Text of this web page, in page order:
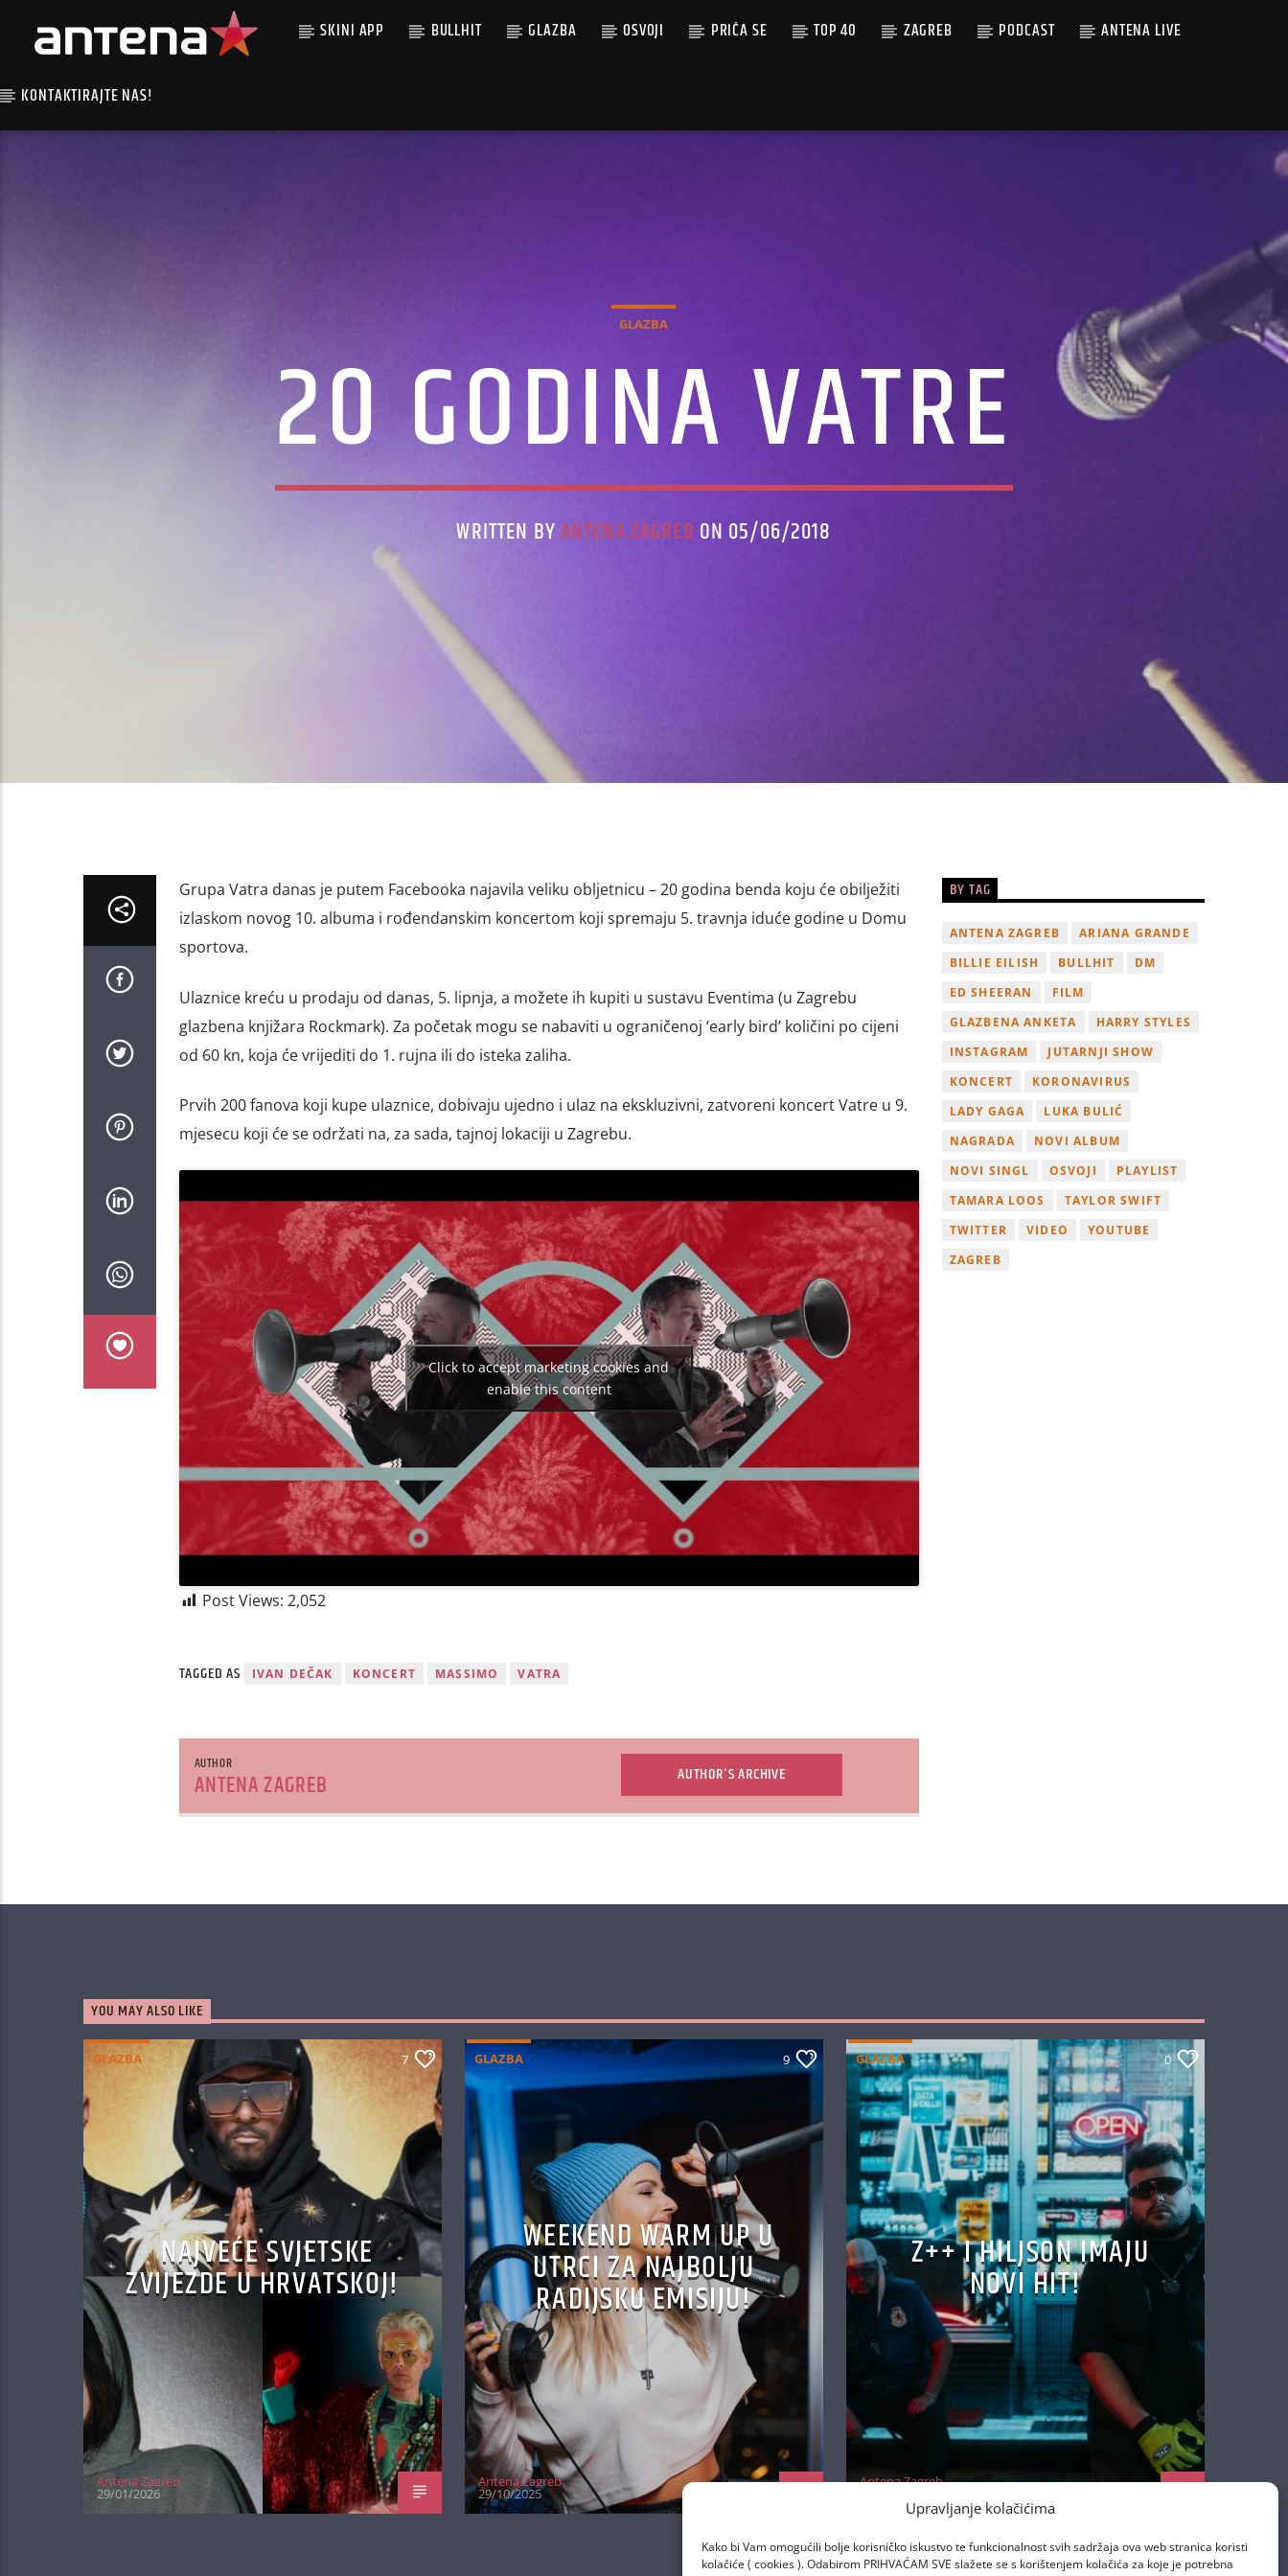
Upravljanje kolačićima
Kako bi Vam omogućili bolje korisničko iskustvo te funkcionalnost svih sadržaja ova web stranica koristi
kolačiće ( cookies ). Odabirom PRIHVAĆAM SVE slažete se s korištenjem kolačića za koje je potrebna
SKINI APP BULLHIT GLAZBA OSVOJI PRIČA SE TOP 40 ZAGREB PODCAST ANTENA LIVE
KONTAKTIRAJTE NAS!
GLAZBA
20 GODINA VATRE
WRITTEN BYANTENA ZAGREB ON 05/06/2018
Grupa Vatra danas je putem Facebooka najavila veliku obljetnicu – 20 godina benda koju će obilježiti
izlaskom novog 10. albuma i rođendanskim koncertom koji spremaju 5. travnja iduće godine u Domu
sportova.
Ulaznice kreću u prodaju od danas, 5. lipnja, a možete ih kupiti u sustavu Eventima (u Zagrebu
glazbena knjižara Rockmark). Za početak mogu se nabaviti u ograničenoj ‘early bird’ količini po cijeni
od 60 kn, koja će vrijediti do 1. rujna ili do isteka zaliha.
Prvih 200 fanova koji kupe ulaznice, dobivaju ujedno i ulaz na ekskluzivni, zatvoreni koncert Vatre u 9.
mjesecu koji će se održati na, za sada, tajnoj lokaciji u Zagrebu.
Click to accept marketing cookies and
enable this content
Post Views: 2,052
TAGGED AS IVAN DEČAK KONCERT MASSIMO VATRA
AUTHOR
ANTENA ZAGREB AUTHOR'S ARCHIVE
BY TAG
ANTENA ZAGREB
ARIANA GRANDE
BILLIE EILISH
BULLHIT
DM
ED SHEERAN
FILM
GLAZBENA ANKETA
HARRY STYLES
INSTAGRAM
JUTARNJI SHOW
KONCERT
KORONAVIRUS
LADY GAGA
LUKA BULIĆ
NAGRADA
NOVI ALBUM
NOVI SINGL
OSVOJI
PLAYLIST
TAMARA LOOS
TAYLOR SWIFT
TWITTER
VIDEO
YOUTUBE
ZAGREB
YOU MAY ALSO LIKE
GLAZBA 7
NAJVEĆE SVJETSKE
ZVIJEZDE U HRVATSKOJ!
Antena Zagreb
29/01/2026
GLAZBA 9
WEEKEND WARM UP U
UTRCI ZA NAJBOLJU
RADIJSKU EMISIJU!
Antena Zagreb
29/10/2025
GLAZBA 0
Z++ I HILJSON IMAJU
NOVI HIT!
Antena Zagreb